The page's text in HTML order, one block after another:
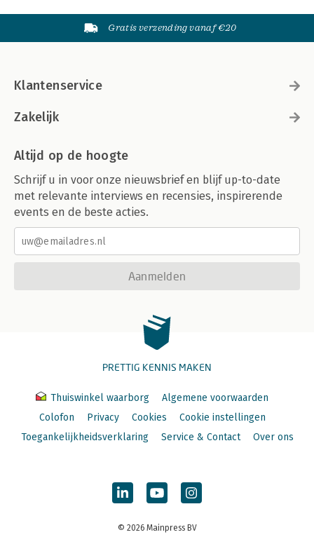
Gratis verzending vanaf €20
Klantenservice
Zakelijk
Altijd op de hoogte
Schrijf u in voor onze nieuwsbrief en blijf up-to-date
met relevante interviews en recensies, inspirerende
events en de beste acties.
Aanmelden
PRETTIG KENNIS MAKEN
Thuiswinkel waarborg
Algemene voorwaarden
Colofon
Privacy Cookies
Cookie instellingen
Toegankelijkheidsverklaring
Service & Contact Over ons
© 2026 Mainpress BV